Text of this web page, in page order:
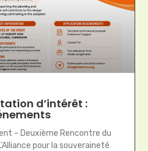
d’intérêt :
– Deuxième Rencontre du
pour la souveraineté